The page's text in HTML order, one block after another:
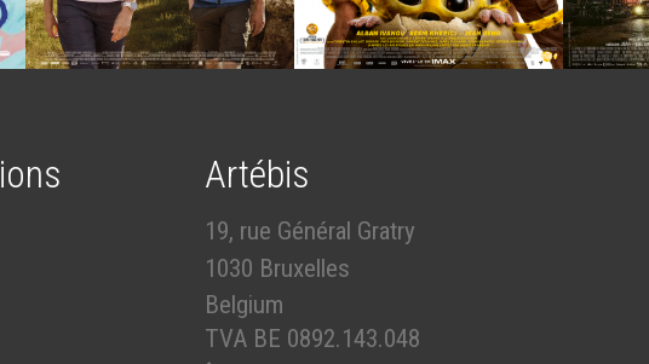
Artébis
19, rue Général Gratry
1030 Bruxelles
Belgium
TVA BE 0892.143.048